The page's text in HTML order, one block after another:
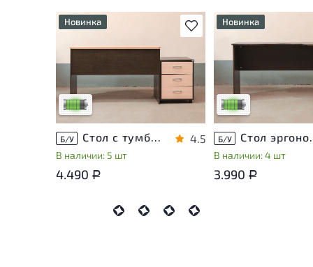
В избранное
Новинка
незначительные следы
эксплуатации, не влияющие
Низкая степень износа
Б/У Стол с тумбой ЛДСП Венге
В наличии: 5 шт
4.5
4.490 Р
Новинка
У товара
незначительные
эксплуатации, не
на удобство его
использования
Низкая степень
Б/У Стол
В наличии: 4 шт
3.990 Р